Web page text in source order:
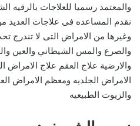
والمعتمد رسميا للعلاجات بالرقيه
نقدم المساعده فى علاجات العديد
وغيرها من الامراض التى لا
والصرع والمس الشيطاني والعين
والارضية علاج العقم علاج
الامراض الجلديه ومعظم الامراض
والزيوت الطبيعيه